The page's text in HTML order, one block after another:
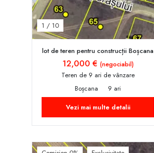
1 / 10
lot de teren pentru construcții Boșcana
12,000 € (negociabil)
Teren de 9 ari de vânzare
Boșcana
9 ari
Vezi mai multe detalii